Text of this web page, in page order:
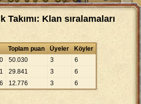
Takımı: Klan sıralamaları
Toplam puan Üyeler
Köyler
50.030 3
6
29.841 3
6
12.776 3 6